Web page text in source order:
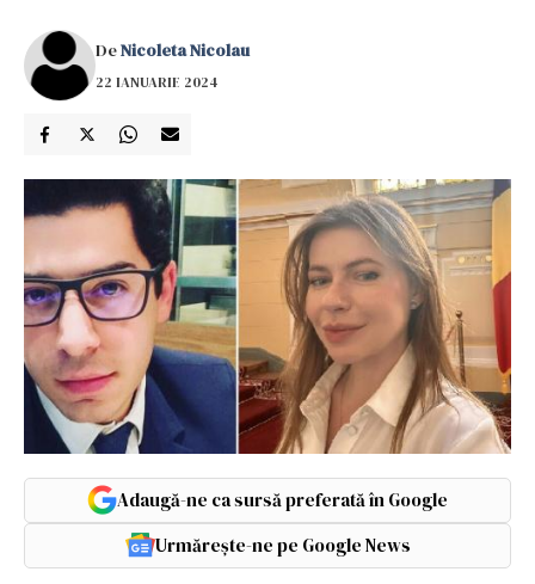
DeNicoleta Nicolau
22 IANUARIE 2024
Adaugă-ne ca sursă preferată în Google
Urmărește-ne pe Google News